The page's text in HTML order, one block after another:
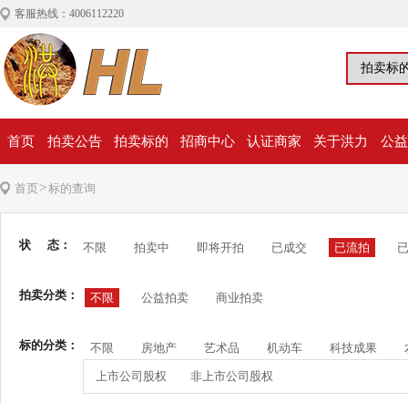
客服热线：4006112220
首页 拍卖公告 拍卖标的 招商中心 认证商家 关于洪力 公
首页>标的查询
状 态： 不限 拍卖中 即将开拍 已成交 已流拍
拍卖分类： 不限 公益拍卖 商业拍卖
标的分类： 不限 房地产 艺术品 机动车 科技成果
上市公司股权 非上市公司股权